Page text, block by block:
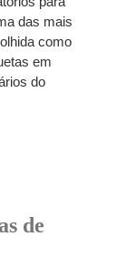
das mais
como
em
do
de